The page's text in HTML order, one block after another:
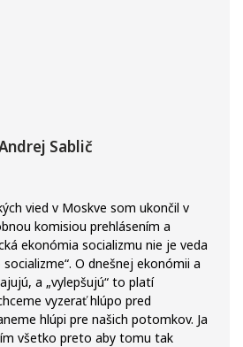
Sablič
vied v Moskve som ukončil v
komisiou prehlásením a
ekonómia socializmu nie je veda
O dnešnej ekonómii a
a „vylepšujú“ to platí
vyzerať hlúpo pred
hlúpi pre našich potomkov. Ja
všetko preto aby tomu tak